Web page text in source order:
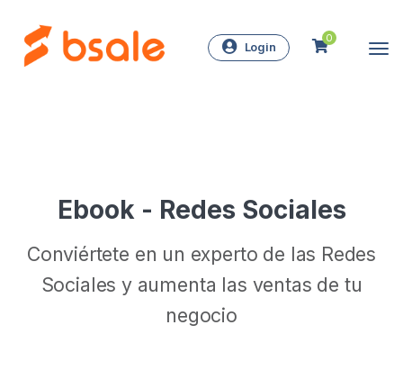
Login
0
Ebook - Redes Sociales
Conviértete en un experto de las Redes
Sociales y aumenta las ventas de tu
negocio